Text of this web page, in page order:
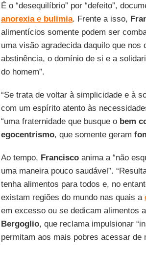
É o “desequilíbrio” por “defeito”,
anorexiae bulimia. Frente a isso,
alimentícios somente podem ser
uma visão agradecida daquilo que
abstinência, o domínio de si e a
do homem”.
“Se trata de voltar à simplicidade e à
com um espírito atento às
“uma fraternidade que busque o bem
egocentrismo, que somente geram
Ao tempo, Franciscoanima a “não
uma maneira pouco saudável”.
tenha alimentos para todos e, no
existam regiões do mundo nas quais a
em excesso ou se dedicam alimentos
Bergoglio, que reclama impulsionar
permitam aos mais pobres acessar